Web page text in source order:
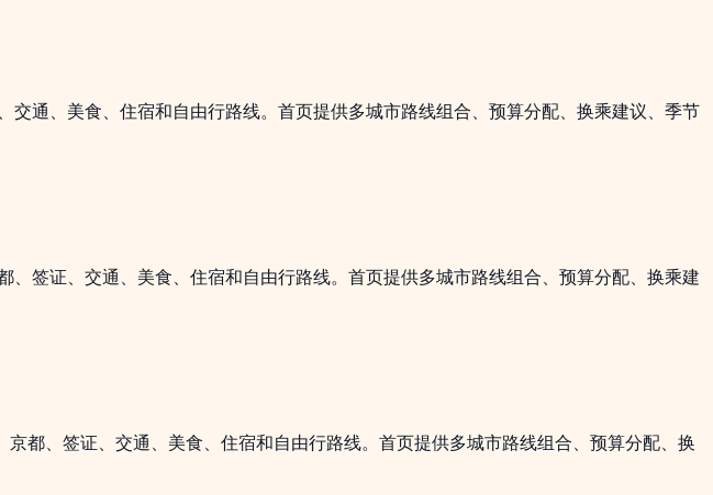
通、美食、住宿和自由行路线。首页提供多城市路线组合、预算分配、换乘建议、季节
签证、交通、美食、住宿和自由行路线。首页提供多城市路线组合、预算分配、换乘建
都、签证、交通、美食、住宿和自由行路线。首页提供多城市路线组合、预算分配、换